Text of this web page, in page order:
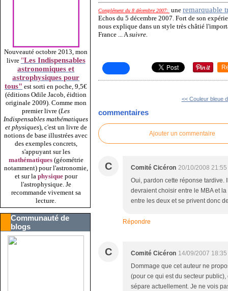
Nouveauté octobre 2013, mon
livre "Les Indispensables
astronomiques et
astrophysiques pour
tous" est sorti en poche, 9,5€
(éditions Odile Jacob, éidtion
originale 2009). Comme mon
premier livre (Les
Indispensables mathématiques
et physiques), c'est un livre de
notions de base illustrées avec
des exemples concrets,
s'appuyant sur les
mathématiques(géométrie
notamment) pour l'astronomie,
et sur la physiquepour
l'astrophysique. Je
recommande vivement sa
lecture.
Communauté de
blogs
Complément du 8 décembre 2007: uneremarquable
Echos du 5 décembre 2007. Fort de son
nous explique dans un style très châtié
France ... Asuivre.
<< Couleur bleue
commentaires
Ajouter un commentaire
C Comité Cicéron 20/10/2008 21:55
Oui, pardon cette réponse tardive.
devraient choisir entre le MBA et
entre les deux et se privent donc
Répondre
C Comité Cicéron 14/09/2007 18:35
Dommage que cet auteur ne
(pour ce qui est du secteur
sépare actuellement. Je ne vois